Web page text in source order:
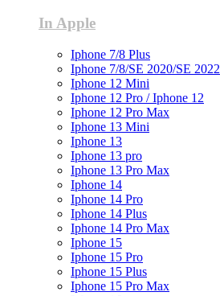
In Apple
Iphone 7/8 Plus
Iphone 7/8/SE 2020/SE 2022
Iphone 12 Mini
Iphone 12 Pro / Iphone 12
Iphone 12 Pro Max
Iphone 13 Mini
Iphone 13
Iphone 13 pro
Iphone 13 Pro Max
Iphone 14
Iphone 14 Pro
Iphone 14 Plus
Iphone 14 Pro Max
Iphone 15
Iphone 15 Pro
Iphone 15 Plus
Iphone 15 Pro Max